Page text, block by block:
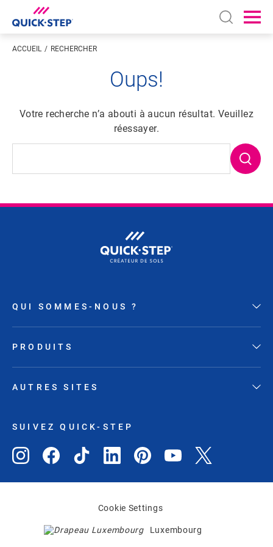
Open
ACCUEIL RECHERCHER
Oups!
Votre recherche n’a abouti à aucun résultat. Veuillez
réessayer.
QUI SOMMES-NOUS ?
PRODUITS
AUTRES SITES
SUIVEZ QUICK-STEP
Cookie Settings
Luxembourg